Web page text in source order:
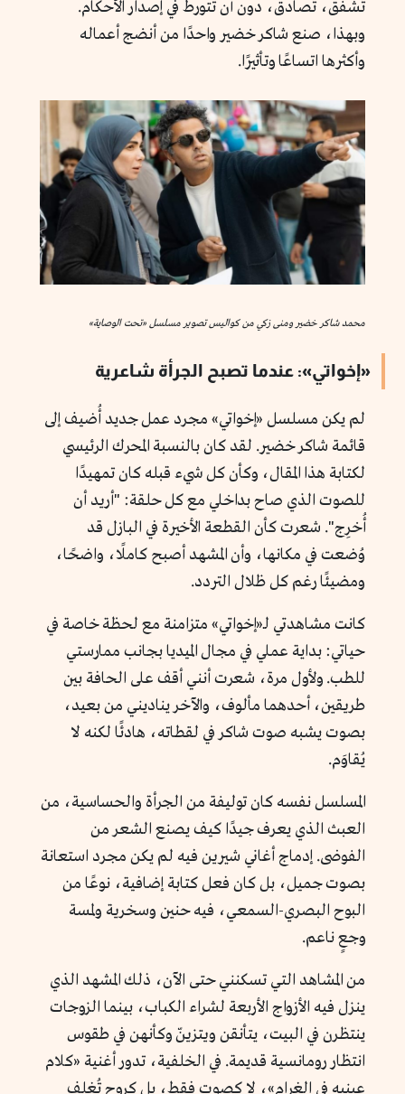
تُشفق، تُصادق، دون أن تتورط في إصدار الأحكام.
وبهذا، صنع شاكر خضير واحدًا من أنضج أعماله
وأكثرها اتساعًا وتأثيرًا.
محمد شاكر خضير ومنى زكي من كواليس تصوير مسلسل «تحت الوصاية»
«إخواتي»: عندما تصبح الجرأة شاعرية
لم يكن مسلسل «إخواتي» مجرد عمل جديد أُضيف إلى
قائمة شاكر خضير. لقد كان بالنسبة المحرك الرئيسي
لكتابة هذا المقال، وكأن كل شيء قبله كان تمهيدًا
للصوت الذي صاح بداخلي مع كل حلقة: "أريد أن
أُخرِج". شعرت كأن القطعة الأخيرة في البازل قد
وُضعت في مكانها، وأن المشهد أصبح كاملًا، واضحًا،
ومضيئًا رغم كل ظلال التردد.
كانت مشاهدتي لـ«إخواتي» متزامنة مع لحظة خاصة في
حياتي: بداية عملي في مجال الميديا بجانب ممارستي
للطب. ولأول مرة، شعرت أنني أقف على الحافة بين
طريقين، أحدهما مألوف، والآخر يناديني من بعيد،
بصوت يشبه صوت شاكر في لقطاته، هادئًا لكنه لا
يُقاوَم.
المسلسل نفسه كان توليفة من الجرأة والحساسية، من
العبث الذي يعرف جيدًا كيف يصنع الشعر من
الفوضى. إدماج أغاني شيرين فيه لم يكن مجرد استعانة
بصوت جميل، بل كان فعل كتابة إضافية، نوعًا من
البوح البصري-السمعي، فيه حنين وسخرية ولمسة
وجعٍ ناعم.
من المشاهد التي تسكنني حتى الآن، ذلك المشهد الذي
ينزل فيه الأزواج الأربعة لشراء الكباب، بينما الزوجات
ينتظرن في البيت، يتأنقن ويتزينّ وكأنهن في طقوس
انتظار رومانسية قديمة. في الخلفية، تدور أغنية «كلام
عينيه في الغرام»، لا كصوت فقط، بل كروح تُغلف